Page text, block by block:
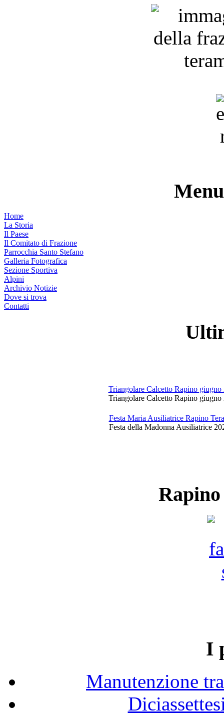
Home
La Storia
Il Paese
Il Comitato di Frazione
Parrocchia Santo Stefano
Galleria Fotografica
Sezione Sportiva
Alpini
Archivio Notizie
Dove si trova
Contatti
Triangolare Calcetto Rapino giugno
Triangolare Calcetto Rapino giugno
Festa Maria Ausiliatrice Rapino
Festa della Madonna Ausiliatrice
Rapino
I
Manutenzione